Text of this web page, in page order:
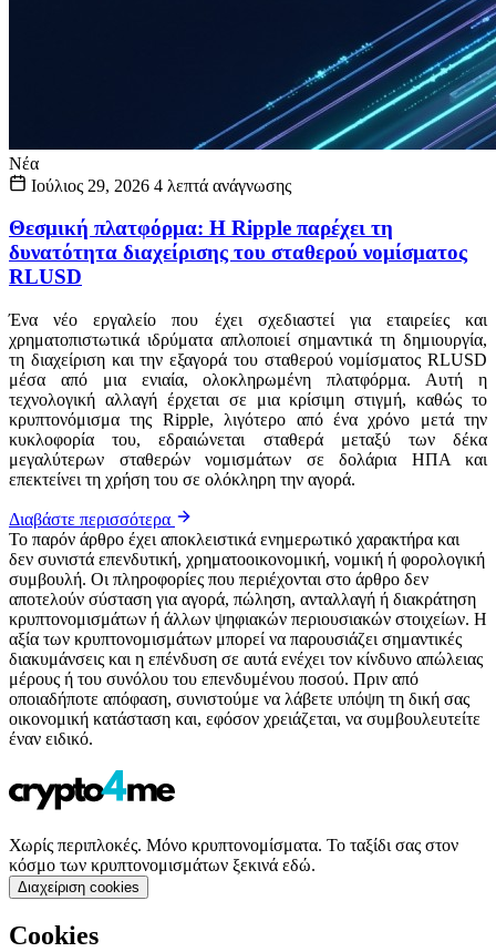
Νέα
Ιούλιος 29, 2026 4 λεπτά ανάγνωσης
Θεσμική πλατφόρμα: Η Ripple παρέχει τη
δυνατότητα διαχείρισης του σταθερού νομίσματος
RLUSD
Ένα νέο εργαλείο που έχει σχεδιαστεί για εταιρείες και
χρηματοπιστωτικά ιδρύματα απλοποιεί σημαντικά τη δημιουργία,
τη διαχείριση και την εξαγορά του σταθερού νομίσματος RLUSD
μέσα από μια ενιαία, ολοκληρωμένη πλατφόρμα. Αυτή η
τεχνολογική αλλαγή έρχεται σε μια κρίσιμη στιγμή, καθώς το
κρυπτονόμισμα της Ripple, λιγότερο από ένα χρόνο μετά την
κυκλοφορία του, εδραιώνεται σταθερά μεταξύ των δέκα
μεγαλύτερων σταθερών νομισμάτων σε δολάρια ΗΠΑ και
επεκτείνει τη χρήση του σε ολόκληρη την αγορά.
Διαβάστε περισσότερα
Το παρόν άρθρο έχει αποκλειστικά ενημερωτικό χαρακτήρα και
δεν συνιστά επενδυτική, χρηματοοικονομική, νομική ή φορολογική
συμβουλή. Οι πληροφορίες που περιέχονται στο άρθρο δεν
αποτελούν σύσταση για αγορά, πώληση, ανταλλαγή ή διακράτηση
κρυπτονομισμάτων ή άλλων ψηφιακών περιουσιακών στοιχείων. Η
αξία των κρυπτονομισμάτων μπορεί να παρουσιάζει σημαντικές
διακυμάνσεις και η επένδυση σε αυτά ενέχει τον κίνδυνο απώλειας
μέρους ή του συνόλου του επενδυμένου ποσού. Πριν από
οποιαδήποτε απόφαση, συνιστούμε να λάβετε υπόψη τη δική σας
οικονομική κατάσταση και, εφόσον χρειάζεται, να συμβουλευτείτε
έναν ειδικό.
Χωρίς περιπλοκές. Μόνο κρυπτονομίσματα. Το ταξίδι σας στον
κόσμο των κρυπτονομισμάτων ξεκινά εδώ.
Διαχείριση cookies
Cookies